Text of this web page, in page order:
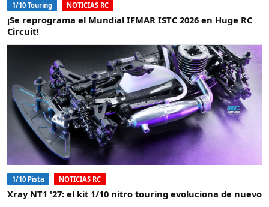
1/10 Touring NOTICIAS RC
¡Se reprograma el Mundial IFMAR ISTC 2026 en Huge RC
Circuit!
1/10 Pista NOTICIAS RC
Xray NT1 '27: el kit 1/10 nitro touring evoluciona de nuevo